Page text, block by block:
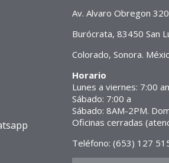
Av. Alvaro Obregon
Burócrata, 83450 San
Colorado, Sonora.
Horario
Lunes a viernes: 7:00
Sábado: 7:00 a
Sábado: 8AM-2PM.
Oficinas cerradas
Teléfono: (653) 127